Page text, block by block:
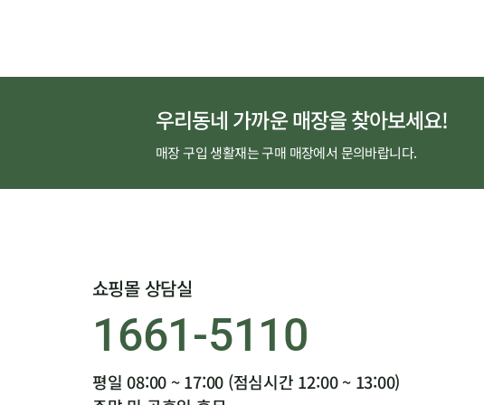
우리동네 가까운 매장을 찾아보세요!
매장 구입 생활재는 구매 매장에서 문의바랍니다.
쇼핑몰 상담실
1661-5110
평일 08:00 ~ 17:00 (점심시간 12:00 ~ 13:00)